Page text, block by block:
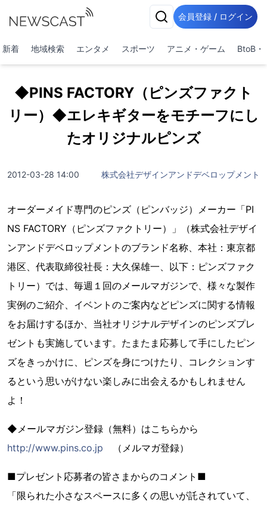
会員登録 / ログイン
新着 地域検索 エンタメ スポーツ アニメ・ゲーム BtoB・
◆PINS FACTORY（ピンズファクト
リー）◆エレキギターをモチーフにし
たオリジナルピンズ
2012-03-28 14:00 株式会社デザインアンドデベロップメント
オーダーメイド専門のピンズ（ピンバッジ）メーカー「PI
NS FACTORY（ピンズファクトリー）」（株式会社デザイ
ンアンドデベロップメントのブランド名称、本社：東京都
港区、代表取締役社長：大久保雄一、以下：ピンズファク
トリー）では、毎週１回のメールマガジンで、様々な製作
実例のご紹介、イベントのご案内などピンズに関する情報
をお届けするほか、当社オリジナルデザインのピンズプレ
ゼントも実施しています。たまたま応募して手にしたピン
ズをきっかけに、ピンズを身につけたり、コレクションす
るという思いがけない楽しみに出会えるかもしれません
よ！
◆メールマガジン登録（無料）はこちらから
http://www.pins.co.jp （メルマガ登録）
■プレゼント応募者の皆さまからのコメント■
「限られた小さなスペースに多くの思いが託されていて、